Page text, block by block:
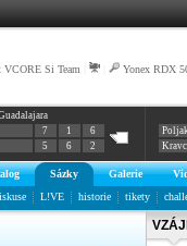
VCORE Si Team Yonex RDX
7 1
6
5 6 2
Sázky Galerie
L!VE historie tikety